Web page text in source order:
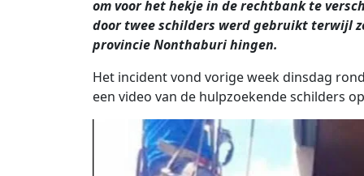
om voor het hekje in de rechtbank te
door twee schilders werd gebruikt terwijl
provincie Nonthaburi hingen.
Het incident vond vorige week dinsdag
een video van de hulpzoekende schilders